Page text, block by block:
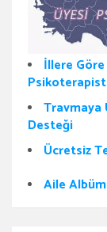
İllere
Travmaya
Desteği
Ücretsiz
Aile